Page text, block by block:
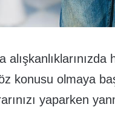
alışkanlıklarınızda
konusu olmaya
yaparken